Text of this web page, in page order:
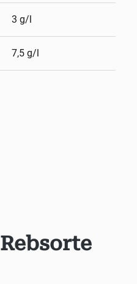
3 g/l
7,5 g/l
Rebsorte